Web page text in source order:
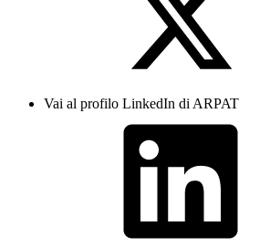
Vai al profilo LinkedIn di ARPAT